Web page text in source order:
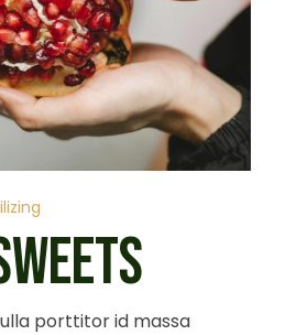
porttitor id massa